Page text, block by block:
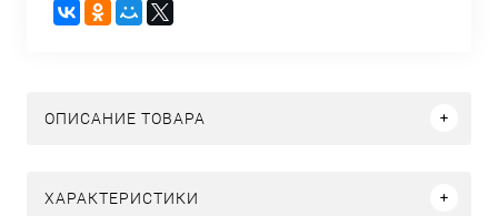
ОПИСАНИЕ ТОВАРА
ХАРАКТЕРИСТИКИ